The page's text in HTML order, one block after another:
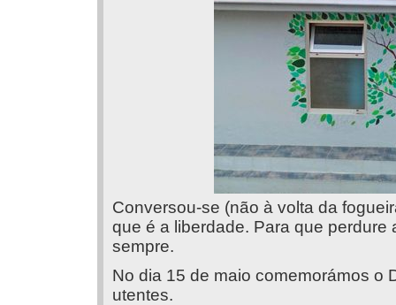
Conversou-se (não à volta da
que é a liberdade. Para que perdure
sempre.
No dia 15 de maio comemorámos o
utentes.